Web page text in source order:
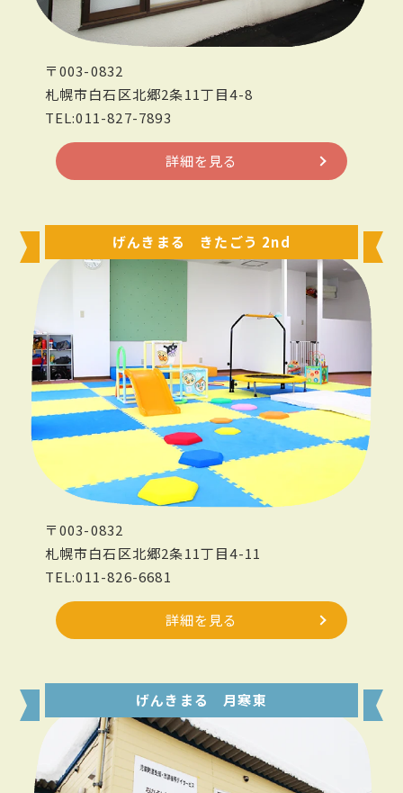
〒003-0832
札幌市白石区北郷2条11丁目4-8
TEL:011-827-7893
詳細を見る
げんきまる きたごう 2nd
〒003-0832
札幌市白石区北郷2条11丁目4-11
TEL:011-826-6681
詳細を見る
げんきまる 月寒東